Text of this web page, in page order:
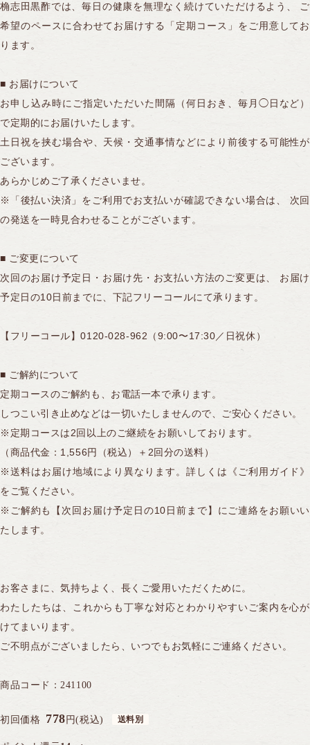
WEBからのお問い合わせはこちら
トップページ
ログイン 新規会員登録
桷志田黒酢では、毎日の健康を無理なく続けていただけるよう、 ご
希望のペースに合わせてお届けする「定期コース」をご用意してお
ります。
■ お届けについて
お申し込み時にご指定いただいた間隔（何日おき、毎月◯日など）
で定期的にお届けいたします。
土日祝を挟む場合や、天候・交通事情などにより前後する可能性が
ございます。
あらかじめご了承くださいませ。
※「後払い決済」をご利用でお支払いが確認できない場合は、 次回
の発送を一時見合わせることがございます。
■ ご変更について
次回のお届け予定日・お届け先・お支払い方法のご変更は、 お届け
予定日の10日前までに、下記フリーコールにて承ります。
【フリーコール】0120-028-962（9:00〜17:30／日祝休）
■ ご解約について
定期コースのご解約も、お電話一本で承ります。
しつこい引き止めなどは一切いたしませんので、ご安心ください。
※定期コースは2回以上のご継続をお願いしております。
（商品代金：1,556円（税込）＋2回分の送料）
※送料はお届け地域により異なります。詳しくは《ご利用ガイド》
をご覧ください。
※ご解約も【次回お届け予定日の10日前まで】にご連絡をお願いい
たします。
お客さまに、気持ちよく、長くご愛用いただくために。
わたしたちは、これからも丁寧な対応とわかりやすいご案内を心が
けてまいります。
ご不明点がございましたら、いつでもお気軽にご連絡ください。
商品コード：241100
初回価格 778 円(税込)